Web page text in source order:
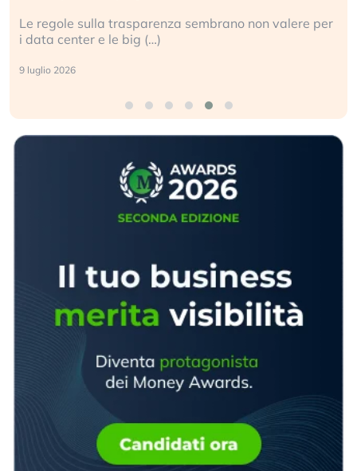
Le regole sulla trasparenza sembrano non valere per
i data center e le big (…)
9 luglio 2026